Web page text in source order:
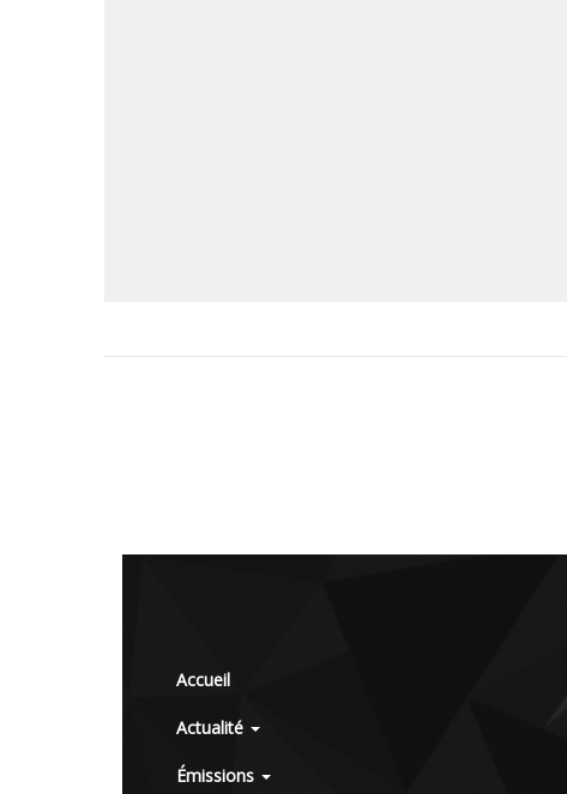
Accueil
Actualité
Émissions